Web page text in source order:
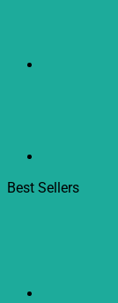
Best Sellers